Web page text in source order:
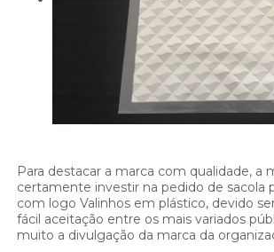
Para destacar a marca com qualidade, a
certamente investir na pedido de sacola
com logo Valinhos em plástico, devido
fácil aceitação entre os mais variados
muito a divulgação da marca da